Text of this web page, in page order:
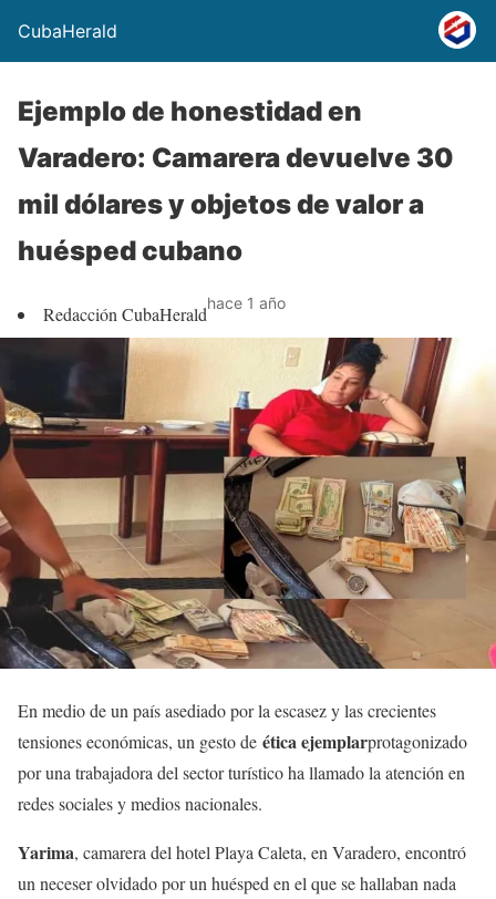
CubaHerald
Ejemplo de honestidad en
Varadero: Camarera devuelve 30
mil dólares y objetos de valor a
huésped cubano
Redacción CubaHeraldhace 1 año
En medio de un país asediado por la escasez y las crecientes
tensiones económicas, un gesto de ética ejemplarprotagonizado
por una trabajadora del sector turístico ha llamado la atención en
redes sociales y medios nacionales.
Yarima, camarera del hotel Playa Caleta, en Varadero, encontró
un neceser olvidado por un huésped en el que se hallaban nada